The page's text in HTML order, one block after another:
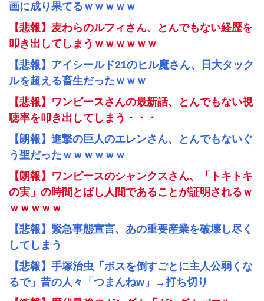
画に成り果てるｗｗｗｗｗ
【悲報】麦わらのルフィさん、とんでもない経歴を
叩き出してしまうｗｗｗｗｗｗ
【悲報】アイシールド21のヒル魔さん、日大タック
ルを超える畜生だったｗｗｗ
【悲報】ワンピースさんの最新話、とんでもない視
聴率を叩き出してしまう・・・
【朗報】進撃の巨人のエレンさん、とんでもないぐ
う聖だったｗｗｗｗｗｗ
【朗報】ワンピースのシャンクスさん、「トキトキ
の実」の時間とばし人間であることが証明されるｗ
ｗｗｗｗｗ
【悲報】緊急事態宣言、あの重要産業を破壊し尽く
してしまう
【悲報】手塚治虫「ボスを倒すごとに主人公弱くな
るで」昔の人々「つまんねw」→打ち切り